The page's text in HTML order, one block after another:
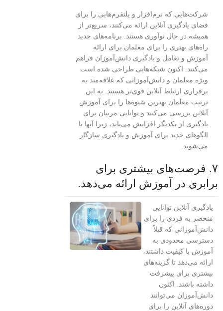
شرکت‌هایی که نرم‌افزار و پلتفرم‌هایی را برای
فضای یادگیری آنلاین ارائه می‌کنند، سریع‌تر از
همیشه در حال نوآوری هستند. برنامه‌های جدید
راه‌های بهتری را برای معلمان برای ارائه
آموزش و تعامل و یادگیری دانش‌آموزان فراهم
می‌کنند. اکنون شبکه‌هایی طراحی شده است
ویژه معلمان و دانش‌آموزانی که علاقه‌مند به
برقراری ارتباط آنلاین قوی‌تر هستند. به این
ترتیب معلمان بهترین شیوه‌ها را برای آموزش
آنلاین بررسی می‌کنند و توانایی مربیان برای
یادگیری از یکدیگر افزایش می‌یابد، زیرا آنها با
الگوهای جدید برای آموزش و یادگیری سازگار
می‌شوند.
۷. فرصت‌های بیشتری برای
برابری در آموزش ارائه می‌دهد.
یادگیری آنلاین توانایی
منحصر به فردی را برای
دانش‌آموزانی که قبلاً
دسترسی محدودی به
آموزش با کیفیت داشتند،
ارائه می‌دهد تا گزینه‌های
بیشتری برای پیشرفت
داشته باشند. اکنون
دانش‌آموزان می‌توانند
دوره‌های آنلاین را برای